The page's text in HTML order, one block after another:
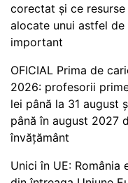
corectat și ce
alocate unui astfel de
important
OFICIAL Prima de
2026: profesorii
lei până la 31 august
până în august 2027
învățământ
Unici în UE: România